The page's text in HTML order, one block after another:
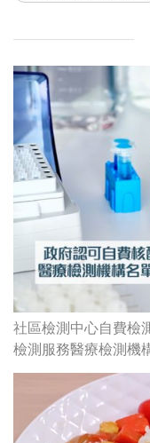
社區檢測中心自費檢
檢測服務醫療檢測機